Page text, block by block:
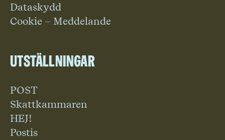
Dataskydd
Cookie – Meddelande
Utställningar
POST
Skattkammaren
HEJ!
Postis